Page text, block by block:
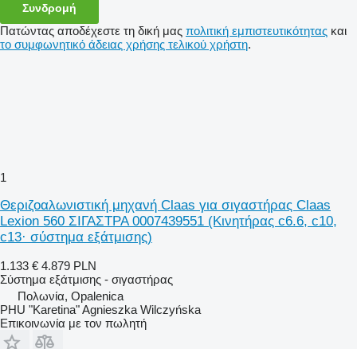
Συνδρομή
Πατώντας αποδέχεστε τη δική μας πολιτική εμπιστευτικότητας και
το συμφωνητικό άδειας χρήσης τελικού χρήστη.
1
Θεριζοαλωνιστική μηχανή Claas για σιγαστήρας Claas
Lexion 560 ΣΙΓΑΣΤΡΑ 0007439551 (Κινητήρας c6.6, c10,
c13· σύστημα εξάτμισης)
1.133 € 4.879 PLN
Σύστημα εξάτμισης - σιγαστήρας
Πολωνία, Opalenica
PHU "Karetina" Agnieszka Wilczyńska
Επικοινωνία με τον πωλητή